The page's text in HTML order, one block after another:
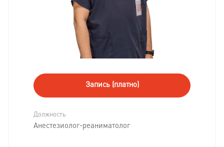
Запись (платно)
Должность
Анестезиолог-реаниматолог